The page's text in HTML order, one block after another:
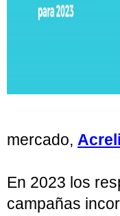
mercado,
En 2023 los
campañas